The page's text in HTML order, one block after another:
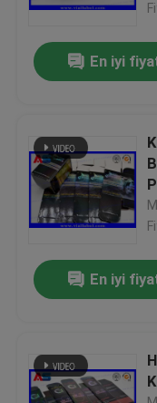
Fabrika turu
Bize Ulaşın
Bir teklif isteği
10 mL Flakon
Küçük Şişe
En iyi
En iyi